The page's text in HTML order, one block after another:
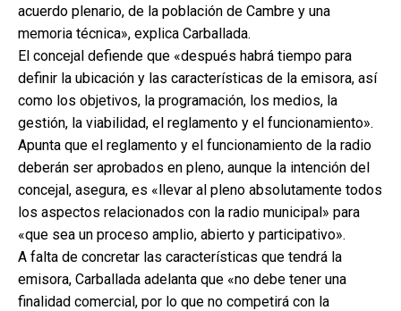
acuerdo plenario, de la población de Cambre y una
memoria técnica», explica Carballada.
El concejal defiende que «después habrá tiempo para
definir la ubicación y las características de la emisora, así
como los objetivos, la programación, los medios, la
gestión, la viabilidad, el reglamento y el funcionamiento».
Apunta que el reglamento y el funcionamiento de la radio
deberán ser aprobados en pleno, aunque la intención del
concejal, asegura, es «llevar al pleno absolutamente todos
los aspectos relacionados con la radio municipal» para
«que sea un proceso amplio, abierto y participativo».
A falta de concretar las características que tendrá la
emisora, Carballada adelanta que «no debe tener una
finalidad comercial, por lo que no competirá con la